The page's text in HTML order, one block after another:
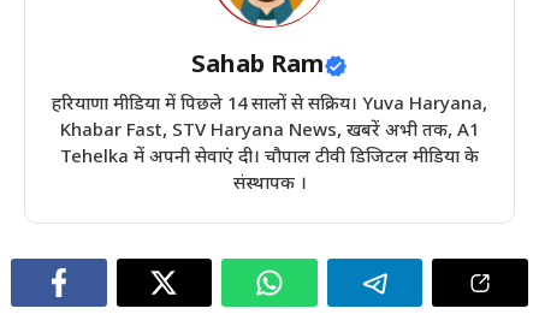
Sahab Ram
हरियाणा मीडिया में पिछले 14 सालों से सक्रिय। Yuva Haryana,
Khabar Fast, STV Haryana News, खबरें अभी तक, A1
Tehelka में अपनी सेवाएं दी। चौपाल टीवी डिजिटल मीडिया के
संस्थापक ।